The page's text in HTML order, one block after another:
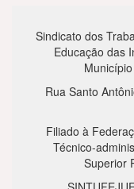
Sindicato dos
Educação das
Rua Santo
Filiado à
Técnico-
Superior